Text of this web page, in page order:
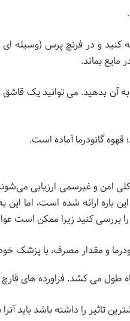
قهوه را اضافه کنید و در
بدهید. می توانید یک قاشق
امن و غیرسمی ارزیابی
در جهان در ۲۰ سال گذشته در این باره
بررسی کنید زیرا ممکن است
و مقدار مصرف، با پزشک
طول می کشد. فراورده های قارچ
تاثیر را داشته باشد باید